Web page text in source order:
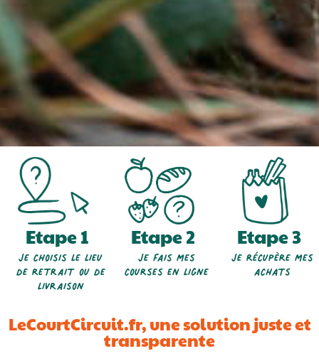
Etape 1
Je choisis le lieu
de retrait ou de
livraison
Etape 2
Je fais mes
courses en ligne
Etape 3
Je récupère mes
achats
LeCourtCircuit.fr, une solution juste et
transparente